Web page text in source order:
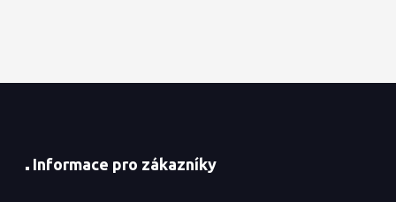
Informace pro zákazníky